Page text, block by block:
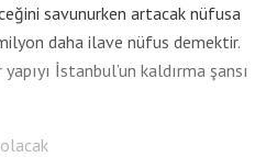
savunurken artacak nüfusa
daha ilave nüfus demektir.
İstanbul’un kaldırma şansı